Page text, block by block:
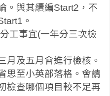
。與其續編Start2 ，不
。
工事宜(一年分三次檢
及五月會進行檢核。
思至小英部落格。會請
檢查哪個項目較不足再